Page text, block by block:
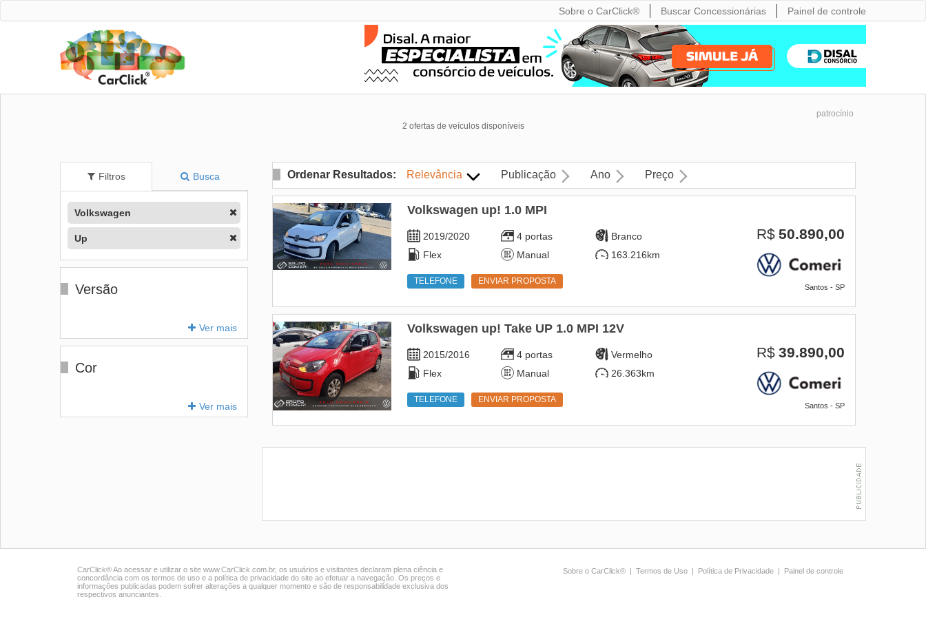
Sobre o CarClick® Buscar Concessionárias Painel de controle
patrocínio
2 ofertas de veículos disponíveis
Filtros Busca
Volkswagen
Up
Versão
Ver mais
Cor
Ver mais
Ordenar Resultados: Relevância Publicação Ano Preço
Volkswagen up! 1.0 MPI
2019/2020 4 portas
Branco
Flex
Manual 163.216km
TELEFONE ENVIAR PROPOSTA
R$ 50.890,00
Santos - SP
Volkswagen up! Take UP 1.0 MPI 12V
2015/2016 4 portas
Vermelho
Flex
Manual 26.363km
TELEFONE ENVIAR PROPOSTA
R$ 39.890,00
Santos - SP
CarClick® Ao acessar e utilizar o site www.CarClick.com.br, os usuários e visitantes declaram plena ciência e
concordância com os termos de uso e a política de privacidade do site ao efetuar a navegação. Os preços e
informações publicadas podem sofrer alterações a qualquer momento e são de responsabilidade exclusiva dos
respectivos anunciantes.
Sobre o CarClick® | Termos de Uso | Política de Privacidade | Painel de controle